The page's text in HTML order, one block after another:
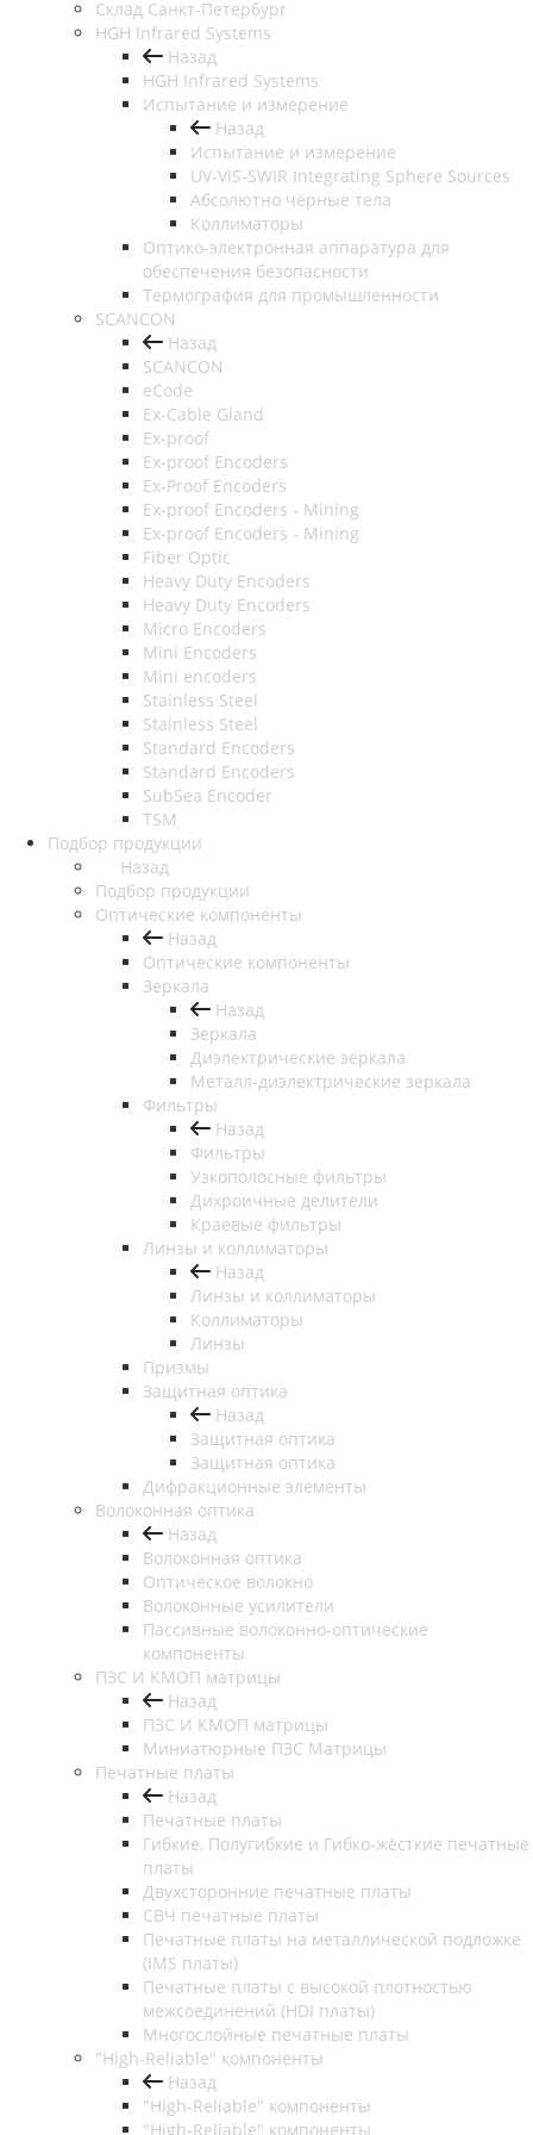
Cклад Санкт-Петербург
HGH Infrared Systems
Назад
HGH Infrared Systems
Испытание и измерение
Назад
Испытание и измерение
UV-VIS-SWIR Integrating Sphere Sources
Абсолютно чёрные тела
Коллиматоры
Оптико-электронная аппаратура для
обеспечения безопасности
Термография для промышленности
SCANCON
Назад
SCANCON
eCode
Ex-Cable Gland
Ex-proof
Ex-proof Encoders
Ex-Proof Encoders
Ex-proof Encoders - Mining
Ex-proof Encoders - Mining
Fiber Optic
Heavy Duty Encoders
Heavy Duty Encoders
Micro Encoders
Mini Encoders
Mini encoders
Stainless Steel
Stainless Steel
Standard Encoders
Standard Encoders
SubSea Encoder
TSM
Подбор продукции
Назад
Подбор продукции
Оптические компоненты
Назад
Оптические компоненты
Зеркала
Назад
Зеркала
Диэлектрические зеркала
Металл-диэлектрические зеркала
Фильтры
Назад
Фильтры
Узкополосные фильтры
Дихроичные делители
Краевые фильтры
Линзы и коллиматоры
Назад
Линзы и коллиматоры
Коллиматоры
Линзы
Призмы
Защитная оптика
Назад
Защитная оптика
Защитная оптика
Дифракционные элементы
Волоконная оптика
Назад
Волоконная оптика
Оптическое волокно
Волоконные усилители
Пассивные волоконно-оптические
компоненты
ПЗС И КМОП матрицы
Назад
ПЗС И КМОП матрицы
Миниатюрные ПЗС Матрицы
Печатные платы
Назад
Печатные платы
Гибкие, Полугибкие и Гибко-жёсткие печатные
платы
Двухсторонние печатные платы
СВЧ печатные платы
Печатные платы на металлической подложке
(IMS платы)
Печатные платы с высокой плотностью
межсоединений (HDI платы)
Многослойные печатные платы
"High-Reliable" компоненты
Назад
"High-Reliable" компоненты
"High-Reliable" компоненты